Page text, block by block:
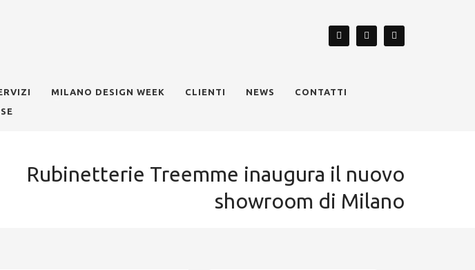
MILANO DESIGN WEEK CLIENTI NEWS CONTATTI
Rubinetterie Treemme inaugura il nuovo
showroom di Milano